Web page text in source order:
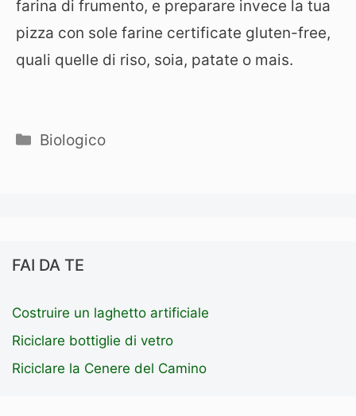
farina di frumento, e preparare invece la tua
pizza con sole farine certificate gluten-free,
quali quelle di riso, soia, patate o mais.
Categorie
Biologico
FAI DA TE
Costruire un laghetto artificiale
Riciclare bottiglie di vetro
Riciclare la Cenere del Camino